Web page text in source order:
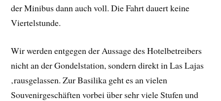
der Minibus dann auch voll. Die Fahrt dauert keine
Viertelstunde.
Wir werden entgegen der Aussage des Hotelbetreibers
nicht an der Gondelstation, sondern direkt in Las Lajas
‚rausgelassen. Zur Basilika geht es an vielen
Souvenirgeschäften vorbei über sehr viele Stufen und